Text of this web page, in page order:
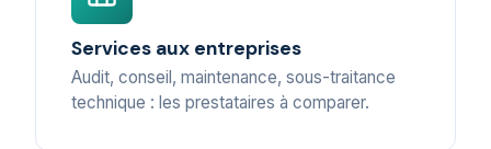
Services aux entreprises
Audit, conseil, maintenance, sous-traitance
technique : les prestataires à comparer.